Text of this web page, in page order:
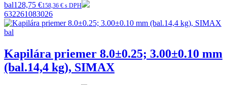
bal128,75 €158,36 € s DPH
632261083026
Kapilára priemer 8.0±0.25; 3.00±0.10 mm
(bal.14,4 kg), SIMAX